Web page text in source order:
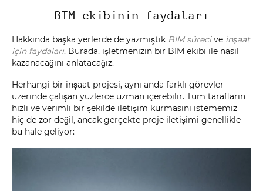
BIM ekibinin faydaları
Hakkında başka yerlerde de yazmıştık BIM sürecive inşaat
için faydaları. Burada, işletmenizin bir BIM ekibi ile nasıl
kazanacağını anlatacağız.
Herhangi bir inşaat projesi, aynı anda farklı görevler
üzerinde çalışan yüzlerce uzman içerebilir. Tüm tarafların
hızlı ve verimli bir şekilde iletişim kurmasını istememiz
hiç de zor değil, ancak gerçekte proje iletişimi genellikle
bu hale geliyor: